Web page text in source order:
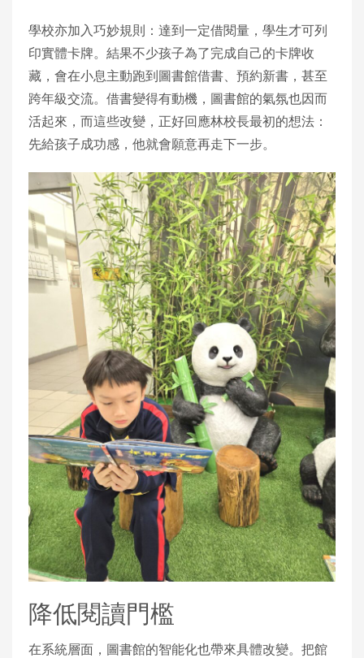
學校亦加入巧妙規則：達到一定借閱量，學生才可列
印實體卡牌。結果不少孩子為了完成自己的卡牌收
藏，會在小息主動跑到圖書館借書、預約新書，甚至
跨年級交流。借書變得有動機，圖書館的氣氛也因而
活起來，而這些改變，正好回應林校長最初的想法：
先給孩子成功感，他就會願意再走下一步。
降低閱讀門檻
在系統層面，圖書館的智能化也帶來具體改變。把館